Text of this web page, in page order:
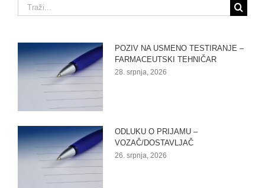
Traži...
POZIV NA USMENO TESTIRANJE –
FARMACEUTSKI TEHNIČAR
28. srpnja, 2026
ODLUKU O PRIJAMU –
VOZAČ/DOSTAVLJAČ
26. srpnja, 2026